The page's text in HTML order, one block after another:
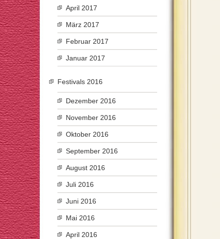
April 2017
März 2017
Februar 2017
Januar 2017
Festivals 2016
Dezember 2016
November 2016
Oktober 2016
September 2016
August 2016
Juli 2016
Juni 2016
Mai 2016
April 2016